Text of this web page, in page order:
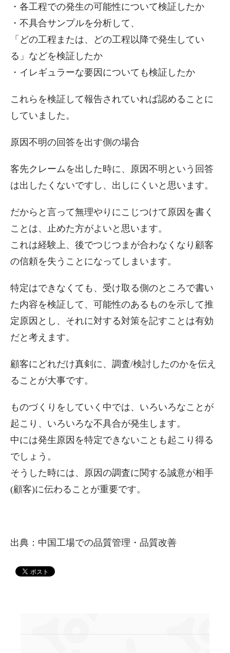
・各工程での発生の可能性について検証したか
・不具合サンプルを分析して、
「どの工程または、どの工程以降で発生してい
る」などを検証したか
・イレギュラーな要因についても検証したか
これらを検証して報告されていれば認めることに
していました。
原因不明の回答を出す側の場合
客先クレームを出した時に、原因不明という回答
は出したくないですし、出しにくいと思います。
だからと言って無理やりにこじつけて原因を書く
ことは、止めた方がよいと思います。
これは経験上、後でつじつまが合わなくなり顧客
の信頼を失うことになってしまいます。
特定はできなくても、受け取る側のところで書い
た内容を検証して、可能性のあるものを示して推
定原因とし、それに対する対策を記すことは有効
だと考えます。
顧客にどれだけ真剣に、調査/検討したのかを伝え
ることが大事です。
ものづくりをしていく中では、いろいろなことが
起こり、いろいろな不具合が発生します。
中には発生原因を特定できないことも起こり得る
でしょう。
そうした時には、原因の調査に関する誠意が相手
(顧客)に伝わることが重要です。
出典：中国工場での品質管理・品質改善